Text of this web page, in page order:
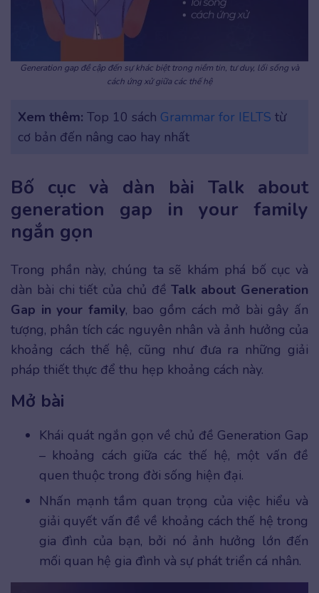
Generation gap đề cập đến sự khác biệt trong niềm tin, tư duy, lối sống và
cách ứng xử giữa các thế hệ
Xem thêm: Top 10 sách Grammar for IELTS từ
cơ bản đến nâng cao hay nhất
Bố cục và dàn bài Talk about
generation gap in your family
ngắn gọn
Trong phần này, chúng ta sẽ khám phá bố cục và
dàn bài chi tiết của chủ đềTalk about Generation
Gap in your family, bao gồm cách mở bài gây ấn
tượng, phân tích các nguyên nhân và ảnh hưởng của
khoảng cách thế hệ, cũng như đưa ra những giải
pháp thiết thực để thu hẹp khoảng cách này.
Mở bài
Khái quát ngắn gọn về chủ đề Generation Gap
– khoảng cách giữa các thế hệ, một vấn đề
quen thuộc trong đời sống hiện đại.
Nhấn mạnh tầm quan trọng của việc hiểu và
giải quyết vấn đề về khoảng cách thế hệ trong
gia đình của bạn, bởi nó ảnh hưởng lớn đến
mối quan hệ gia đình và sự phát triển cá nhân.